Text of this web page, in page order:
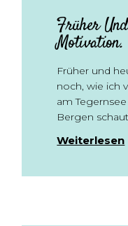
Früher
Motivation.
Früher und
noch, wie ich
am
Bergen
Weiterlesen